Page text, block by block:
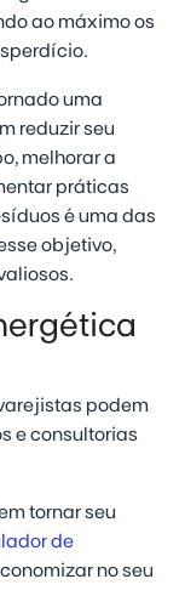
ao máximo os
uma
reduzir seu
melhorar a
práticas
é uma das
objetivo,
podem
e consultorias
tornar seu
de
no seu